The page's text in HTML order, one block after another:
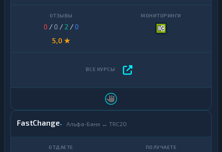
0 / 0 / 2 /0
5,0 ★
FastChange Альфа-Банк ↔ TRC20